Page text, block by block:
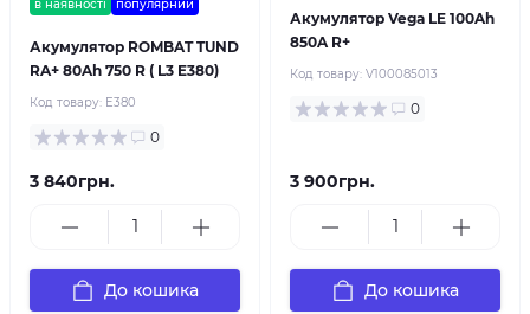
в наявності популярний
Акумулятор ROMBAT TUND
RA+ 80Ah 750 R ( L3 E380)
Код товару: E380
0
3 840грн.
До кошика
Акумулятор Vega LE 100Ah
850A R+
Код товару: V100085013
0
3 900грн.
До кошика